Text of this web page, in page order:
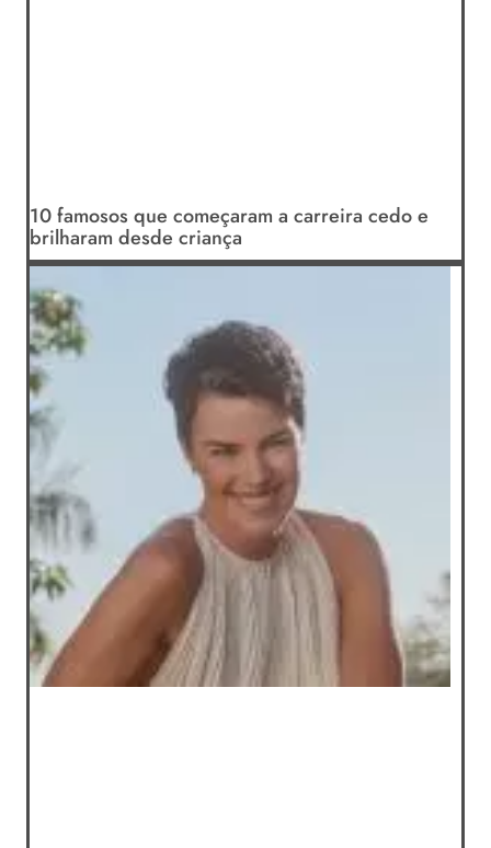
10 famosos que começaram a carreira cedo e
brilharam desde criança